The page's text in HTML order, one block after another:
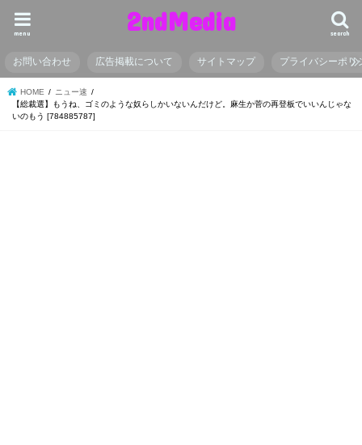
2ndMedia search
menu
お問い合わせ 広告掲載について サイトマップ プライバシーポリ
HOME
ニュー速
【総裁選】もうね、ゴミのような奴らしかいないんだけど。麻生か菅の再登板でいいんじゃな
いのもう [784885787]